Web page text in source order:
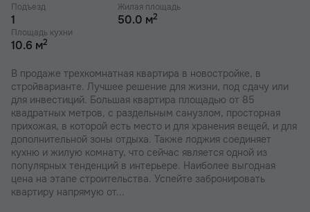
Подъезд
1
Жилая площадь
50.0 м2
Площадь кухни
10.6 м2
В продаже трехкомнатная квартира в новостройке, в
стройварианте. Лучшее решение для жизни, под сдачу или
для инвестиций. Большая квартира площадью от 85
квадратных метров, с раздельным санузлом, просторная
прихожая, в которой есть место и для хранения вещей, и для
дополнительной зоны отдыха. Также лоджия соединяет
кухню и жилую комнату, что сейчас является одной из
популярных тенденций в интерьере. Наиболее выгодная
цена на этапе строительства. Успейте забронировать
квартиру напрямую от...